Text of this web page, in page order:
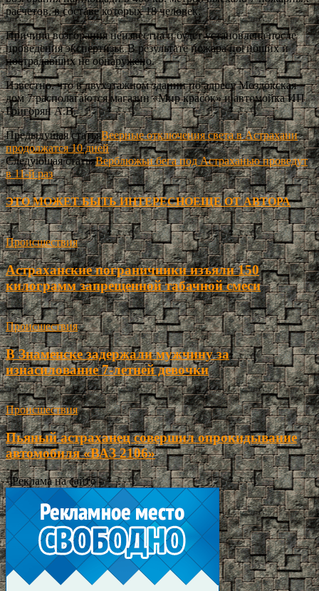
расчетов, в составе которых 18 человек.
Причина возгорания неизвестна и будет установлена после
проведения экспертизы. В результате пожара погибших и
пострадавших не обнаружено.
Известно, что в двухэтажном здании по адресу Моздокская
дом 7 располагаются магазин «Мир красок» и автомойка ИП
Григорян А.В.
Предыдущая статьяВеерные отключения света в Астрахани
продолжатся 10 дней
Следующая статьяВерблюжьи бега под Астраханью проведут
в 11-й раз
ЭТО МОЖЕТ БЫТЬ ИНТЕРЕСНОЕЩЕ ОТ АВТОРА
Происшествия
Астраханские пограничники изъяли 150
килограмм запрещенной табачной смеси
Происшествия
В Знаменске задержали мужчину за
изнасилование 7-летней девочки
Происшествия
Пьяный астраханец совершил опрокидывание
автомобиля «ВАЗ 2106»
- Реклама на сайте -